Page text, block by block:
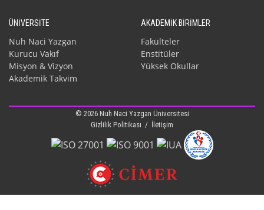
ÜNİVERSİTE
Nuh Naci Yazgan
Kurucu Vakıf
Misyon & Vizyon
Akademik Takvim
AKADEMİK BİRİMLER
Fakülteler
Enstitüler
Yüksek Okullar
© 2026 Nuh Naci Yazgan Üniversitesi
Gizlilik Politikası / İletişim